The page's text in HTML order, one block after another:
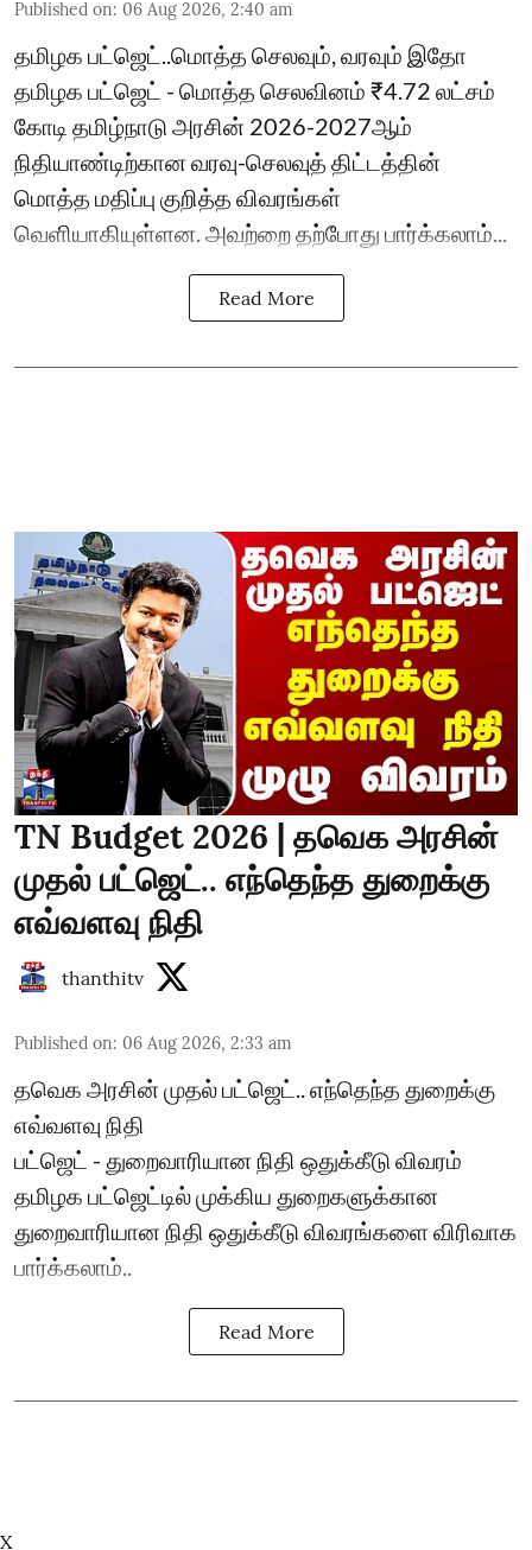
Published on: 06 Aug 2026, 2:40 am
தமிழக பட்ஜெட்..மொத்த செலவும், வரவும் இதோ
தமிழக பட்ஜெட் - மொத்த செலவினம் ₹4.72 லட்சம்
கோடி தமிழ்நாடு அரசின் 2026-2027ஆம்
நிதியாண்டிற்கான வரவு-செலவுத் திட்டத்தின்
மொத்த மதிப்பு குறித்த விவரங்கள்
வெளியாகியுள்ளன. அவற்றை தற்போது பார்க்கலாம்...
Read More
TN Budget 2026 | தவெக அரசின்
முதல் பட்ஜெட்.. எந்தெந்த துறைக்கு
எவ்வளவு நிதி
thanthitv
Published on: 06 Aug 2026, 2:33 am
தவெக அரசின் முதல் பட்ஜெட்.. எந்தெந்த துறைக்கு
எவ்வளவு நிதி
பட்ஜெட் - துறைவாரியான நிதி ஒதுக்கீடு விவரம்
தமிழக பட்ஜெட்டில் முக்கிய துறைகளுக்கான
துறைவாரியான நிதி ஒதுக்கீடு விவரங்களை விரிவாக
பார்க்கலாம்..
Read More
X